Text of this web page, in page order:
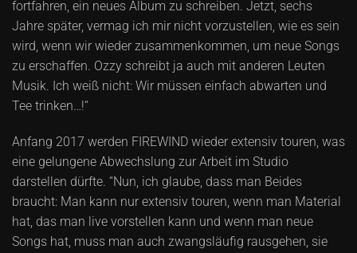
fortfahren, ein neues Album zu schreiben. Jetzt, sechs
Jahre später, vermag ich mir nicht vorzustellen, wie es sein
wird, wenn wir wieder zusammenkommen, um neue Songs
zu erschaffen. Ozzy schreibt ja auch mit anderen Leuten
Musik. Ich weiß nicht: Wir müssen einfach abwarten und
Tee trinken…!“
Anfang 2017 werden FIREWIND wieder extensiv touren, was
eine gelungene Abwechslung zur Arbeit im Studio
darstellen dürfte. “Nun, ich glaube, dass man Beides
braucht: Man kann nur extensiv touren, wenn man Material
hat, das man live vorstellen kann und wenn man neue
Songs hat, muss man auch zwangsläufig rausgehen, sie